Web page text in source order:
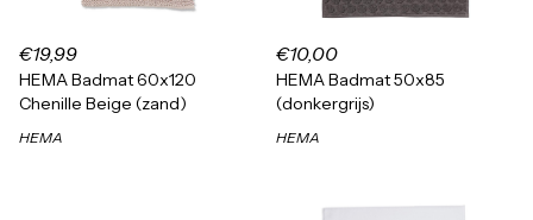
€19,99
HEMA Badmat 60x120
Chenille Beige (zand)
HEMA
€10,00
HEMA Badmat 50x85
(donkergrijs)
HEMA